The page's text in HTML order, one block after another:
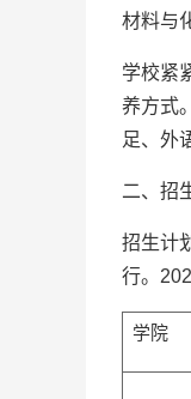
材料与
学校紧
养方式
足、外
二、招
招生计
行。
学院